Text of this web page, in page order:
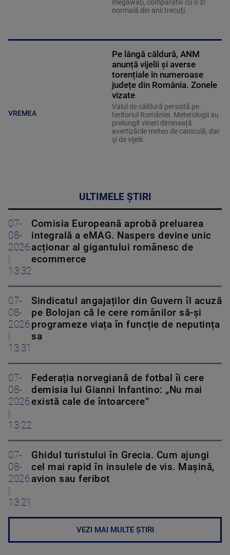
megawaţi, comparativ cu o zi
normală din anii trecuţi.
VREMEA
Pe lângă căldură, ANM
anunță vijelii și averse
torențiale în numeroase
județe din România. Zonele
vizate
Valul de căldură persistă pe
teritoriul României. Meterologii au
prelungit vineri dimineață
avertizările meteo de caniculă, dar
și de vijelii.
ULTIMELE ȘTIRI
07-
08-
2026
|
13:32
Comisia Europeană aprobă preluarea
integrală a eMAG. Naspers devine unic
acționar al gigantului românesc de
ecommerce
07-
08-
2026
|
13:31
Sindicatul angajaților din Guvern îl acuză
pe Bolojan că le cere românilor să-și
programeze viața în funcție de neputința
sa
07-
08-
2026
|
13:22
Federația norvegiană de fotbal îi cere
demisia lui Gianni Infantino: „Nu mai
există cale de întoarcere”
07-
08-
2026
|
13:21
Ghidul turistului în Grecia. Cum ajungi
cel mai rapid în insulele de vis. Mașină,
avion sau feribot
VEZI MAI MULTE ȘTIRI